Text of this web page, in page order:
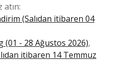
(Salıdan itibaren 04
(01 - 28 Ağustos 2026),
itibaren 14 Temmuz